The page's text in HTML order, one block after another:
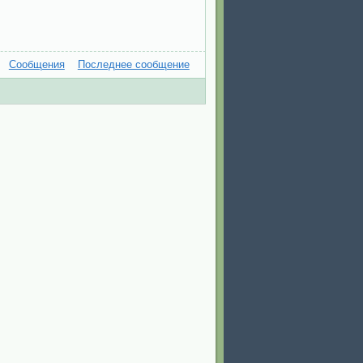
Сообщения Последнее сообщение